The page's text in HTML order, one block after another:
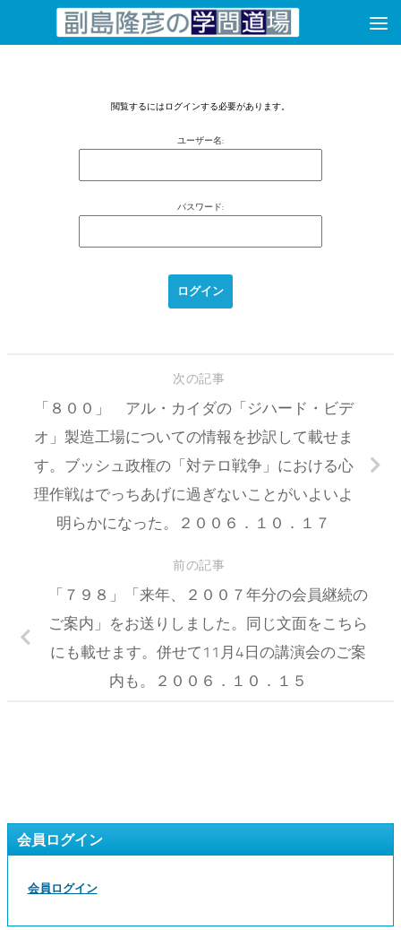
コンテンツへスキップ
閲覧するにはログインする必要があります。
ユーザー名:
パスワード:
次の記事
「８００」 アル・カイダの「ジハード・ビデ
オ」製造工場についての情報を抄訳して載せま
す。ブッシュ政権の「対テロ戦争」における心
理作戦はでっちあげに過ぎないことがいよいよ
明らかになった。２００６．１０．１７
前の記事
「７９８」「来年、２００７年分の会員継続の
ご案内」をお送りしました。同じ文面をこちら
にも載せます。併せて11月4日の講演会のご案
内も。２００６．１０．１５
会員ログイン
会員ログイン